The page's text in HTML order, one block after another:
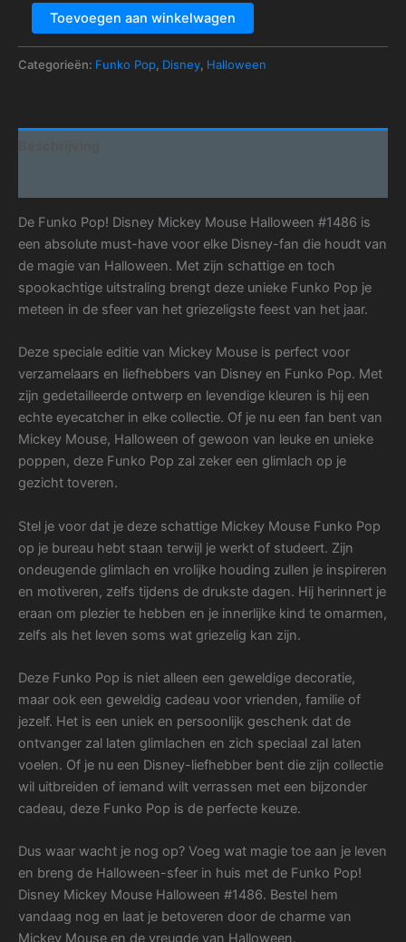
Toevoegen aan winkelwagen
Categorieën: Funko Pop Disney Halloween
De Funko Pop! Disney Mickey Mouse Halloween #1486 is
een absolute must-have voor elke Disney-fan die houdt van
de magie van Halloween. Met zijn schattige en toch
spookachtige uitstraling brengt deze unieke Funko Pop je
meteen in de sfeer van het griezeligste feest van het jaar.
Deze speciale editie van Mickey Mouse is perfect voor
verzamelaars en liefhebbers van Disney en Funko Pop. Met
zijn gedetailleerde ontwerp en levendige kleuren is hij een
echte eyecatcher in elke collectie. Of je nu een fan bent van
Mickey Mouse, Halloween of gewoon van leuke en unieke
poppen, deze Funko Pop zal zeker een glimlach op je
gezicht toveren.
Stel je voor dat je deze schattige Mickey Mouse Funko Pop
op je bureau hebt staan terwijl je werkt of studeert. Zijn
ondeugende glimlach en vrolijke houding zullen je inspireren
en motiveren, zelfs tijdens de drukste dagen. Hij herinnert je
eraan om plezier te hebben en je innerlijke kind te omarmen,
zelfs als het leven soms wat griezelig kan zijn.
Deze Funko Pop is niet alleen een geweldige decoratie,
maar ook een geweldig cadeau voor vrienden, familie of
jezelf. Het is een uniek en persoonlijk geschenk dat de
ontvanger zal laten glimlachen en zich speciaal zal laten
voelen. Of je nu een Disney-liefhebber bent die zijn collectie
wil uitbreiden of iemand wilt verrassen met een bijzonder
cadeau, deze Funko Pop is de perfecte keuze.
Dus waar wacht je nog op? Voeg wat magie toe aan je leven
en breng de Halloween-sfeer in huis met de Funko Pop!
Disney Mickey Mouse Halloween #1486. Bestel hem
vandaag nog en laat je betoveren door de charme van
Mickey Mouse en de vreugde van Halloween.